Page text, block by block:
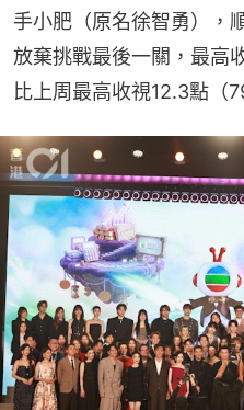
手小肥（原名徐智勇），
放棄挑戰最後一關，最高
比上周最高收視12.3點（